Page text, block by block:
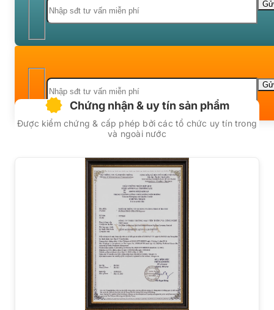
Chứng nhận & uy tín sản phẩm
Được kiểm chứng & cấp phép bởi các tổ chức uy tín trong
và ngoài nước